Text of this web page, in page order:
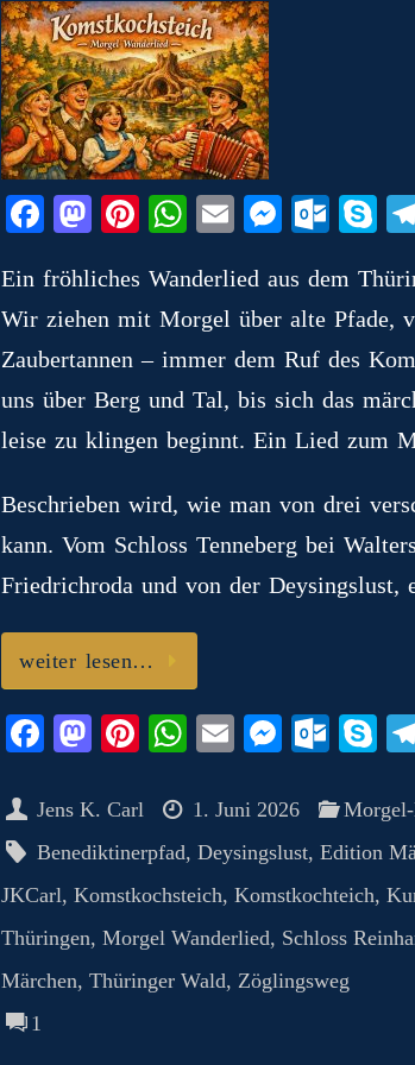
Fa
bo
ok
M
to
do
n
Pi
er
es
t
W
ts
A
pp
E
ail
M
se
ng
er
O
lo
ok
.c
o
m
S
pe
Ein fröhliches Wanderlied aus dem
Wir ziehen mit Morgel über alte Pfade,
Zaubertannen – immer dem Ruf des
uns über Berg und Tal, bis sich das
leise zu klingen beginnt. Ein Lied zum
Beschrieben wird, wie man von drei
kann. Vom Schloss Tenneberg bei
Friedrichroda und von der Deysingslust,
weiter lesen…
Fa
bo
ok
M
to
do
n
Pi
er
es
t
W
ts
A
pp
E
ail
M
se
ng
er
O
lo
ok
.c
S
pe
Jens K. Carl 1. Juni 2026
Benediktinerpfad, Deysingslust, Edition
JKCarl, Komstkochsteich, Komstkochteich,
Thüringen, Morgel Wanderlied, Schloss
Märchen, Thüringer Wald, Zöglingsweg
1